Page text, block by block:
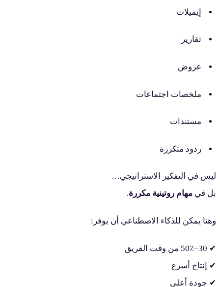
إيميلات
تقارير
عروض
ملخصات اجتماعات
مستندات
ردود متكررة
ليس في التفكير الاستراتيجي…
بل في مهام روتينية مكررة.
وهنا يمكن للذكاء الاصطناعي أن يوفر:
✔ 30–50٪ من وقت الفريق
✔ إنتاج أسرع
✔ جودة أعلى